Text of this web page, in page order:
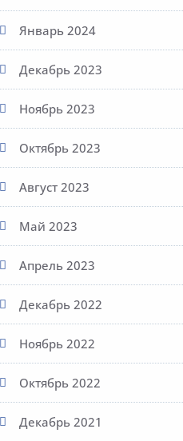
Январь 2024
Декабрь 2023
Ноябрь 2023
Октябрь 2023
Август 2023
Май 2023
Апрель 2023
Декабрь 2022
Ноябрь 2022
Октябрь 2022
Декабрь 2021